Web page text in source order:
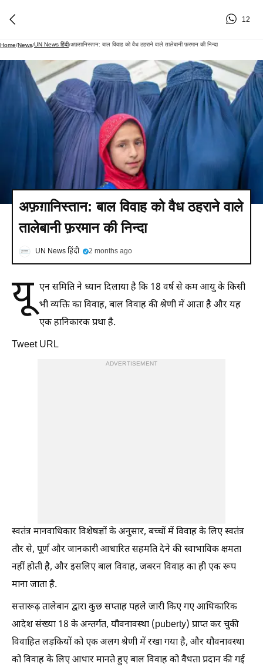
12
Home/News/UN News हिंदी/अफ़ग़ानिस्तान: बाल विवाह को वैध ठहराने वाले तालेबानी फ़रमान की निन्दा
अफ़ग़ानिस्तान: बाल विवाह को वैध ठहराने वाले
तालेबानी फ़रमान की निन्दा
UN News हिंदी 2 months ago
यू एन समिति ने ध्यान दिलाया है कि 18 वर्ष से कम आयु के किसी
भी व्यक्ति का विवाह, बाल विवाह की श्रेणी में आता है और यह
एक हानिकारक प्रथा है.
Tweet URL
ADVERTISEMENT
स्वतंत्र मानवाधिकार विशेषज्ञों के अनुसार, बच्चों में विवाह के लिए स्वतंत्र
तौर से, पूर्ण और जानकारी आधारित सहमति देने की स्वाभाविक क्षमता
नहीं होती है, और इसलिए बाल विवाह, जबरन विवाह का ही एक रूप
माना जाता है.
सत्तारूढ़ तालेबान द्वारा कुछ सप्ताह पहले जारी किए गए आधिकारिक
आदेश संख्या 18 के अन्तर्गत, यौवनावस्था (puberty) प्राप्त कर चुकी
विवाहित लड़कियों को एक अलग श्रेणी में रखा गया है, और यौवनावस्था
को विवाह के लिए आधार मानते हुए बाल विवाह को वैधता प्रदान की गई